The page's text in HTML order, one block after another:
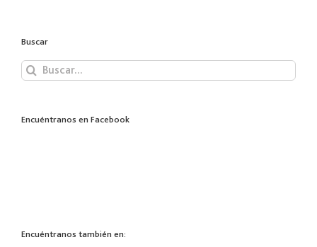
Buscar
Buscar:
Encuéntranos en Facebook
Encuéntranos también en: